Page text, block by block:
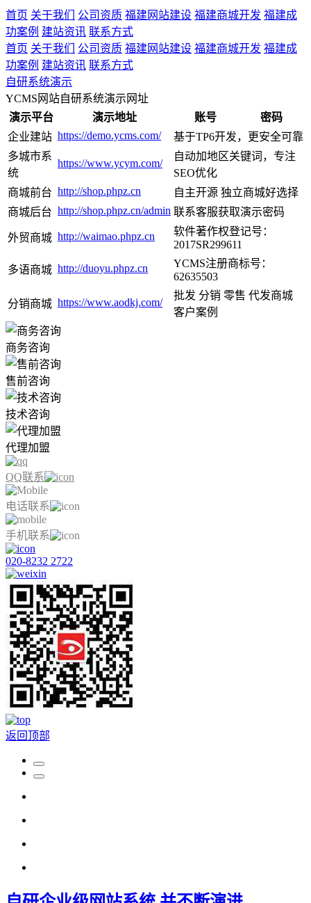
首页 关于我们 公司资质 福建网站建设 福建商城开发 福建成
功案例 建站资讯 联系方式
首页 关于我们 公司资质 福建网站建设 福建商城开发 福建成
功案例 建站资讯 联系方式
自研系统演示
YCMS网站自研系统演示网址
演示平台
演示地址 账号
密码
企业建站 https://demo.ycms.com/
基于TP6开发，更安全可靠
多城市系
统
https://www.ycym.com/
自动加地区关键词，专注
SEO优化
商城前台 http://shop.phpz.cn
自主开源 独立商城好选择
商城后台 http://shop.phpz.cn/admin 联系客服获取演示密码
外贸商城 http://waimao.phpz.cn
软件著作权登记号：
2017SR299611
多语商城 http://duoyu.phpz.cn
YCMS注册商标号：
62635503
分销商城 https://www.aodkj.com/
批发 分销 零售 代发商城
客户案例
商务咨询
售前咨询
技术咨询
代理加盟
QQ联系
电话联系
手机联系
020-8232 2722
返回顶部